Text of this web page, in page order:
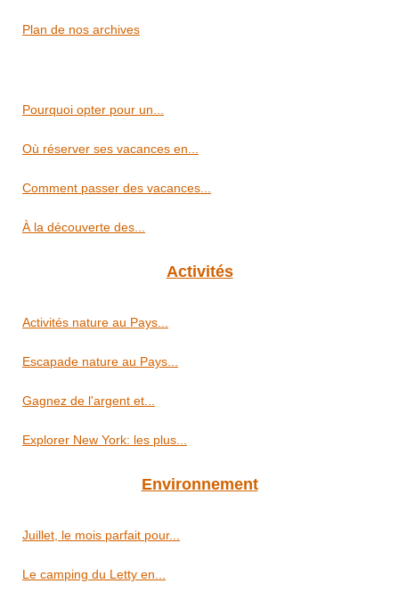
Plan de nos archives
Pourquoi opter pour un...
Où réserver ses vacances en...
Comment passer des vacances...
À la découverte des...
Activités
Activités nature au Pays...
Escapade nature au Pays...
Gagnez de l'argent et...
Explorer New York: les plus...
Environnement
Juillet, le mois parfait pour...
Le camping du Letty en...